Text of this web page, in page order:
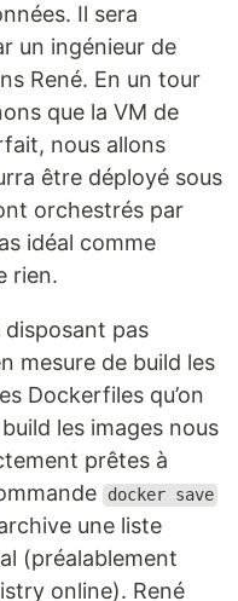
Il sera
un ingénieur de
René. En un tour
que la VM de
nous allons
être déployé sous
orchestrés par
idéal comme
rien.
disposant pas
mesure de build les
Dockerfiles qu’on
les images nous
prêtes à
docker save
une liste
(préalablement
online). René